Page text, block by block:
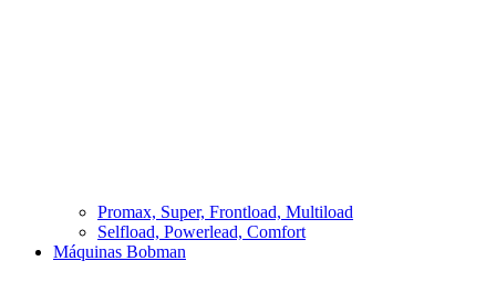
Promax, Super, Frontload, Multiload
Selfload, Powerlead, Comfort
Máquinas Bobman